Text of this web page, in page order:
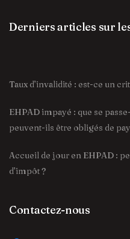
Derniers articles sur
Taux d’invalidité : est-ce un
EHPAD impayé : que se
peuvent-ils être obligés de
Accueil de jour en EHPAD :
d’impôt ?
Contactez-nous